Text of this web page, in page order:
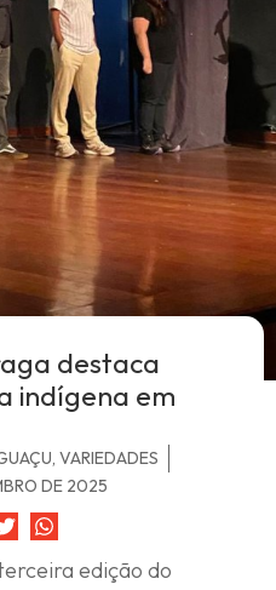
destaca
indígena em
, VARIEDADES
DE 2025
edição do